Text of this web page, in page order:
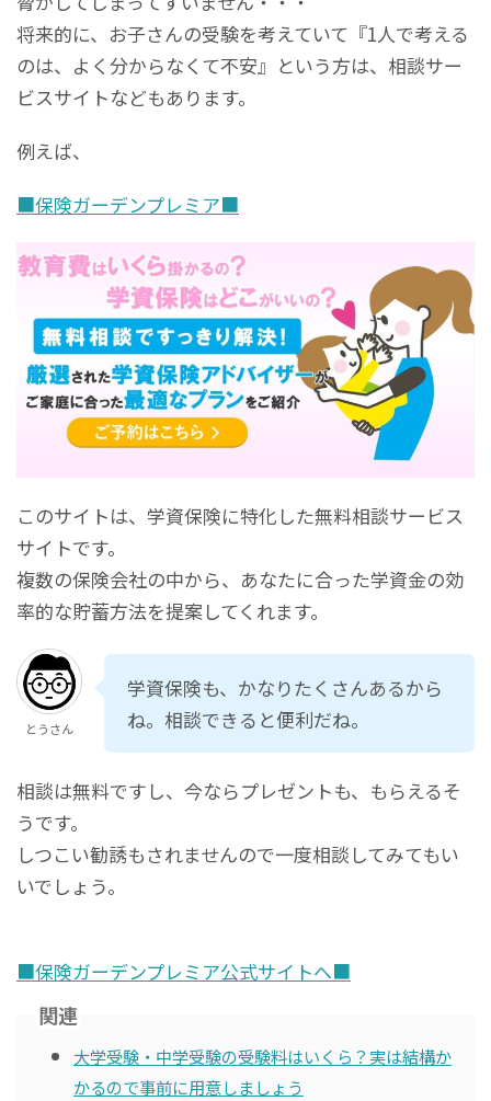
将来的に、お子さんの受験を考えていて『1人で考える
のは、よく分からなくて不安』という方は、相談サー
ビスサイトなどもあります。
例えば、
■保険ガーデンプレミア■
このサイトは、学資保険に特化した無料相談サービス
サイトです。
複数の保険会社の中から、あなたに合った学資金の効
率的な貯蓄方法を提案してくれます。
とうさん
学資保険も、かなりたくさんあるから
ね。相談できると便利だね。
相談は無料ですし、今ならプレゼントも、もらえるそ
うです。
しつこい勧誘もされませんので一度相談してみてもい
いでしょう。
■保険ガーデンプレミア公式サイトへ■
関連
大学受験・中学受験の受験料はいくら？実は結構か
かるので事前に用意しましょう